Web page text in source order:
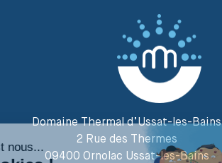
Domaine Thermal d’Ussat-les-Bains
2 Rue des Thermes
09400 Ornolac Ussat-les-Bains